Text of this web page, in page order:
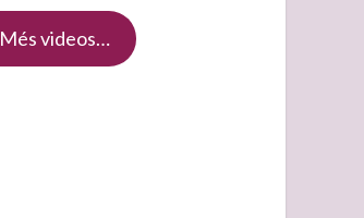
Més videos…